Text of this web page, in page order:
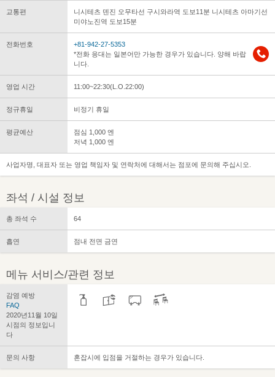
교통편
니시테츠 덴진 오무타선 구시와라역 도보11분 니시테츠 아마기선
미야노진역 도보15분
전화번호
+81-942-27-5353
*전화 응대는 일본어만 가능한 경우가 있습니다. 양해 바랍
니다.
영업 시간 11:00~22:30(L.O.22:00)
정규휴일 비정기 휴일
평균예산
점심 1,000 엔
저녁 1,000 엔
사업자명, 대표자 또는 영업 책임자 및 연락처에 대해서는 점포에 문의해 주십시오.
좌석 / 시설 정보
총 좌석 수 64
흡연 점내 전면 금연
메뉴 서비스/관련 정보
감염 예방
FAQ
2020년11월 10일
시점의 정보입니
다
문의 사항 혼잡시에 입점을 거절하는 경우가 있습니다.